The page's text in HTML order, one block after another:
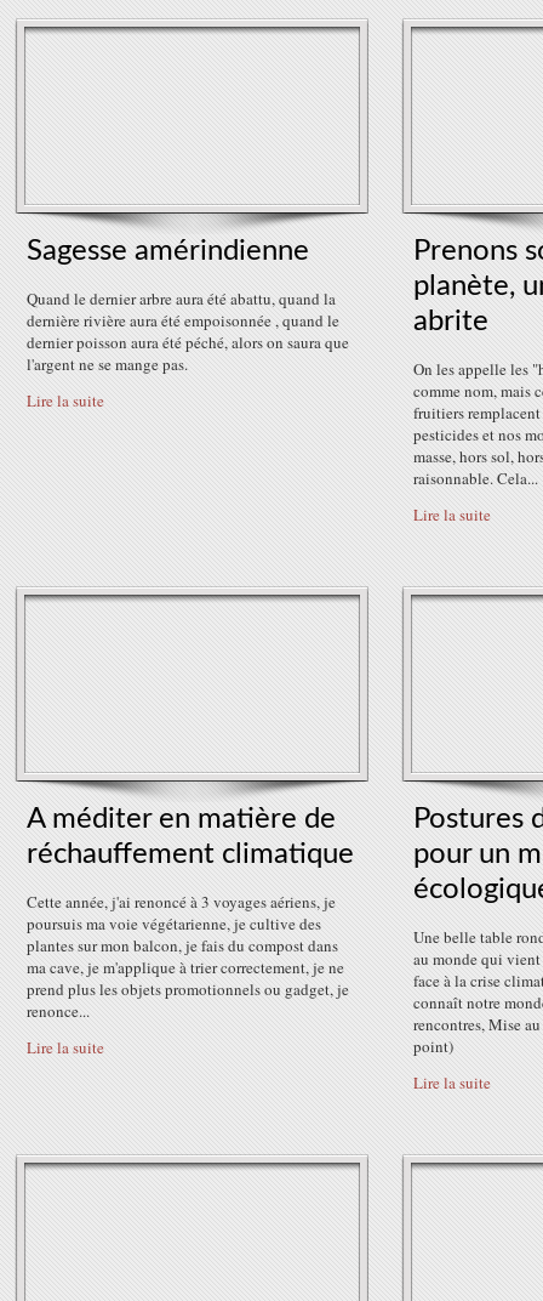
Sagesse amérindienne
Quand le dernier arbre aura été abattu, quand la
dernière rivière aura été empoisonnée , quand le
dernier poisson aura été péché, alors on saura que
l'argent ne se mange pas.
Lire la suite
Prenons
planète,
abrite
On les appelle les
comme nom, mais
fruitiers
pesticides et nos
masse, hors sol,
raisonnable. Cela...
Lire la suite
A méditer en matière de
réchauffement climatique
Cette année, j'ai renoncé à 3 voyages aériens, je
poursuis ma voie végétarienne, je cultive des
plantes sur mon balcon, je fais du compost dans
ma cave, je m'applique à trier correctement, je ne
prend plus les objets promotionnels ou gadget, je
renonce...
Lire la suite
Postures
pour un
Une belle table
au monde qui
face à la crise
connaît notre
rencontres, Mise
point)
Lire la suite